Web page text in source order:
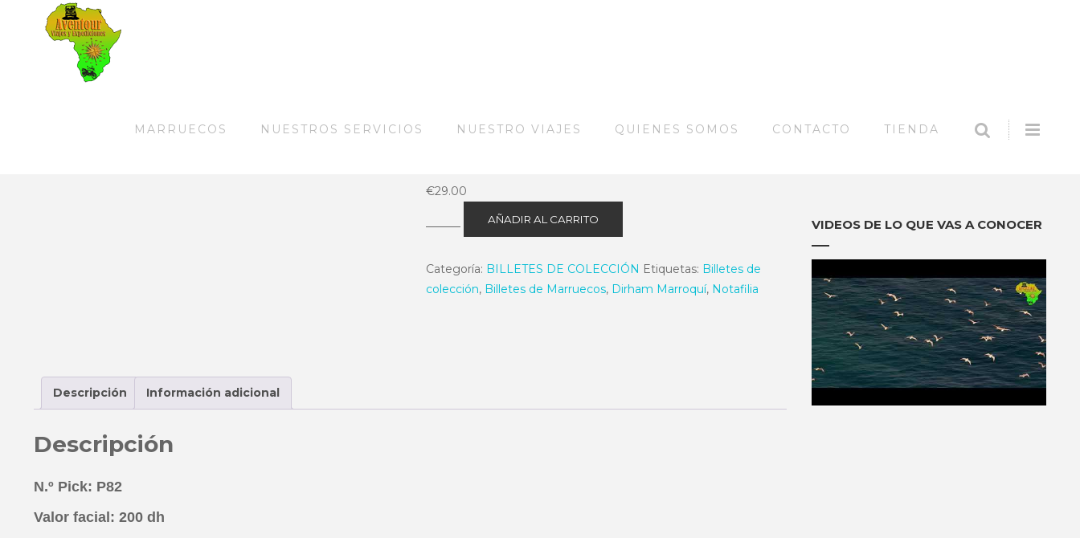
MARRUECOS NUESTROS SERVICIOS NUESTRO VIAJES QUIENES SOMOS CONTACTO TIENDA SEARCH
€29.00
Dh
P82
Estado
AÑADIR AL CARRITO
Categoría: BILLETES DE COLECCIÓN Etiquetas: Billetes de
colección, Billetes de Marruecos, Dirham Marroquí, Notafilia
Descripción Información adicional
Descripción
N.º Pick: P82
Valor facial: 200 dh
VIDEOS DE LO QUE VAS A CONOCER